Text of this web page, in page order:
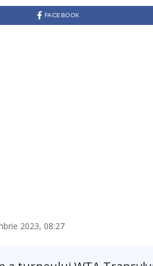
FACEBOOK
2023, 08:27